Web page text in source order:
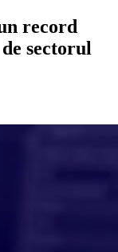
record
sectorul